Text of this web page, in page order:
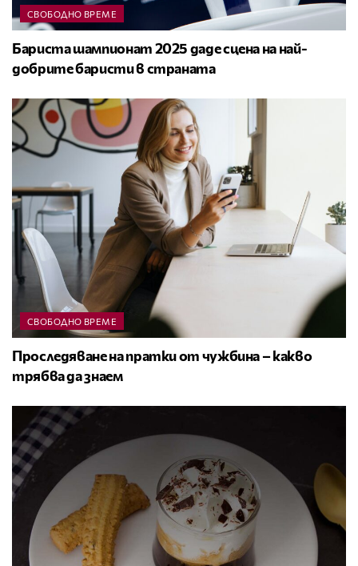
СВОБОДНО ВРЕМЕ
Бариста шампионат 2025 даде сцена на най-
добрите баристи в страната
СВОБОДНО ВРЕМЕ
Проследяване на пратки от чужбина – какво
трябва да знаем